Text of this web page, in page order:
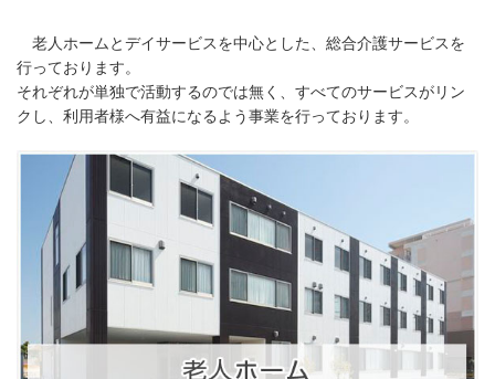
老人ホームとデイサービスを中心とした、総合介護サービスを
行っております。
それぞれが単独で活動するのでは無く、すべてのサービスがリン
クし、利用者様へ有益になるよう事業を行っております。